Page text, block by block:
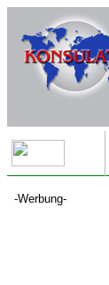
-Werbung-